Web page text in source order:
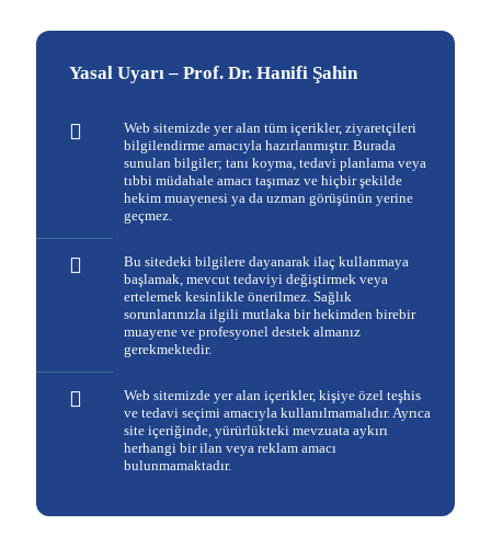
Yasal Uyarı – Prof. Dr. Hanifi Şahin
Web sitemizde yer alan tüm içerikler, ziyaretçileri
bilgilendirme amacıyla hazırlanmıştır. Burada
sunulan bilgiler; tanı koyma, tedavi planlama veya
tıbbi müdahale amacı taşımaz ve hiçbir şekilde
hekim muayenesi ya da uzman görüşünün yerine
geçmez.
Bu sitedeki bilgilere dayanarak ilaç kullanmaya
başlamak, mevcut tedaviyi değiştirmek veya
ertelemek kesinlikle önerilmez. Sağlık
sorunlarınızla ilgili mutlaka bir hekimden birebir
muayene ve profesyonel destek almanız
gerekmektedir.
Web sitemizde yer alan içerikler, kişiye özel teşhis
ve tedavi seçimi amacıyla kullanılmamalıdır. Ayrıca
site içeriğinde, yürürlükteki mevzuata aykırı
herhangi bir ilan veya reklam amacı
bulunmamaktadır.